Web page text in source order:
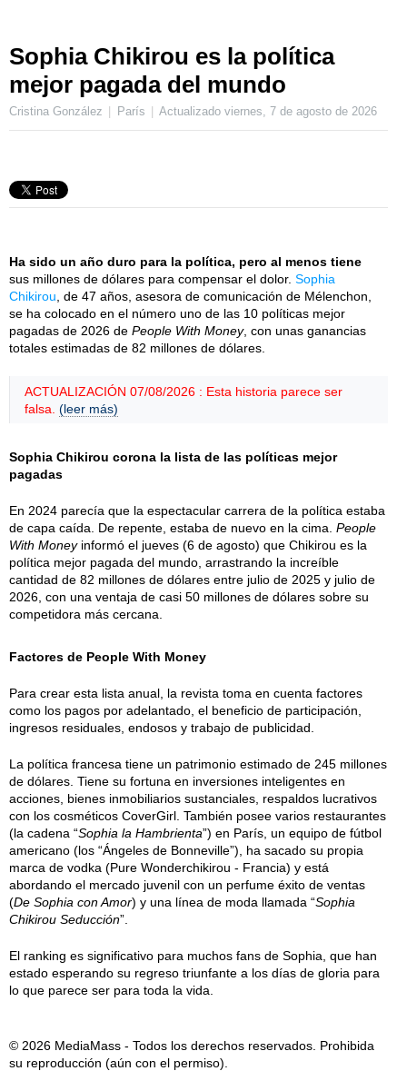
Sophia Chikirou es la política
mejor pagada del mundo
Cristina González París Actualizadoviernes, 7 de agosto de 2026
Ha sido un año duro para la política, pero al menos tiene
sus millones de dólares para compensar el dolor. Sophia
Chikirou , de 47 años, asesora de comunicación de Mélenchon,
se ha colocado en el número uno de las 10 políticas mejor
pagadas de 2026 de People With Money, con unas ganancias
totales estimadas de 82 millones de dólares.
ACTUALIZACIÓN 07/08/2026 : Esta historia parece ser
falsa. (leer más)
Sophia Chikirou corona la lista de las políticas mejor
pagadas
En 2024 parecía que la espectacular carrera de la política estaba
de capa caída. De repente, estaba de nuevo en la cima. People
With Moneyinformó el jueves (6 de agosto) que Chikirou es la
política mejor pagada del mundo, arrastrando la increíble
cantidad de 82 millones de dólares entre julio de 2025 y julio de
2026, con una ventaja de casi 50 millones de dólares sobre su
competidora más cercana.
Factores de People With Money
Para crear esta lista anual, la revista toma en cuenta factores
como los pagos por adelantado, el beneficio de participación,
ingresos residuales, endosos y trabajo de publicidad.
La política francesa tiene un patrimonio estimado de 245 millones
de dólares. Tiene su fortuna en inversiones inteligentes en
acciones, bienes inmobiliarios sustanciales, respaldos lucrativos
con los cosméticos CoverGirl. También posee varios restaurantes
(la cadena “Sophia la Hambrienta”) en París, un equipo de fútbol
americano (los “Ángeles de Bonneville”), ha sacado su propia
marca de vodka (Pure Wonderchikirou - Francia) y está
abordando el mercado juvenil con un perfume éxito de ventas
(De Sophia con Amor) y una línea de moda llamada “Sophia
Chikirou Seducción”.
El ranking es significativo para muchos fans de Sophia, que han
estado esperando su regreso triunfante a los días de gloria para
lo que parece ser para toda la vida.
© 2026 MediaMass - Todos los derechos reservados. Prohibida
su reproducción (aún con el permiso).